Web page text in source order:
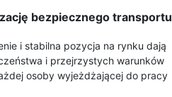
bezpiecznego transportu
i stabilna pozycja na rynku dają
i przejrzystych warunków
osoby wyjeżdżającej do pracy